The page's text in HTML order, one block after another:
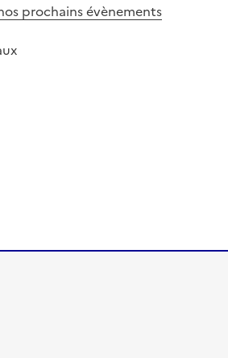
prochains évènements